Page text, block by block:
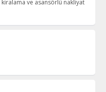
kiralama ve asansörlü nakliyat